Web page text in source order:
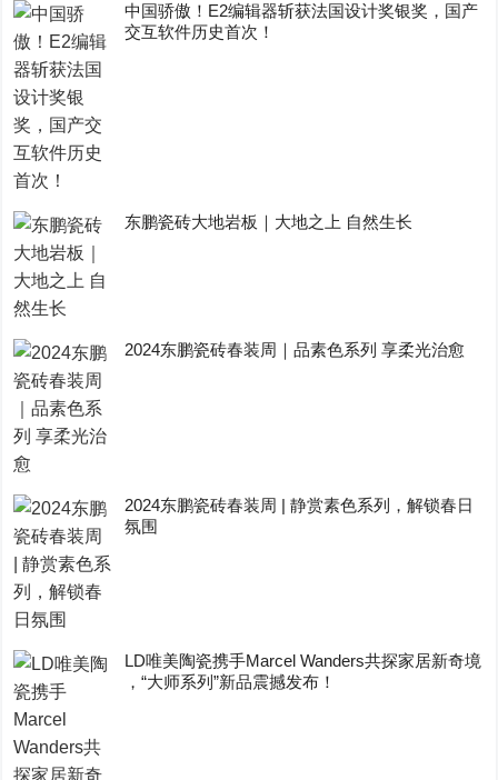
中国骄傲！E2编辑器斩获法国设计奖银奖，国产
交互软件历史首次！
东鹏瓷砖大地岩板｜大地之上 自然生长
2024东鹏瓷砖春装周｜品素色系列 享柔光治愈
2024东鹏瓷砖春装周 | 静赏素色系列，解锁春日
氛围
LD唯美陶瓷携手Marcel Wanders共探家居新奇境
，“大师系列”新品震撼发布！